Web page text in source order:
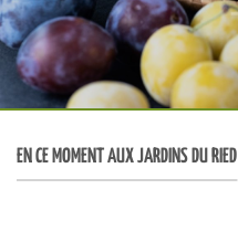
EN CE MOMENT AUX JARDINS DU RIED